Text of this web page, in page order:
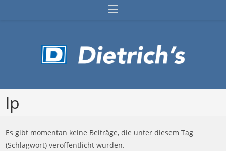
lp
Es gibt momentan keine Beiträge, die unter diesem Tag
(Schlagwort) veröffentlicht wurden.